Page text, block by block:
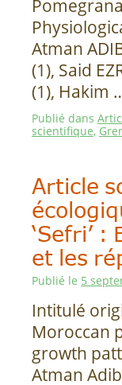
Atman
(1), Said
(1), Hakim
Publié dans
scientifique,
Article
‘Sefri’
et les
Publié le 5
Intitulé
Moroccan
growth
Atman